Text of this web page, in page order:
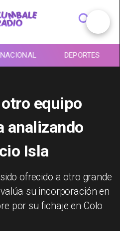
DEPORTES
equipo
analizando
Isla
ofrecido a otro grande
su incorporación en
por su fichaje en Colo